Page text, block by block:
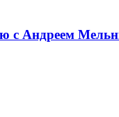
с Андреем